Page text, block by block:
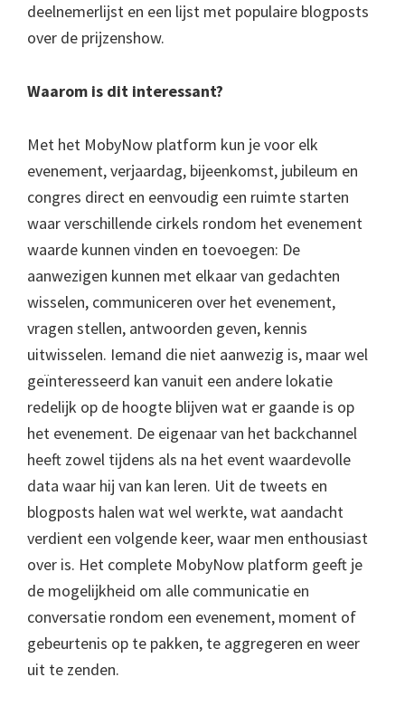
deelnemerlijst en een lijst met populaire blogposts
over de prijzenshow.
Waarom is dit interessant?
Met het MobyNow platform kun je voor elk
evenement, verjaardag, bijeenkomst, jubileum en
congres direct en eenvoudig een ruimte starten
waar verschillende cirkels rondom het evenement
waarde kunnen vinden en toevoegen: De
aanwezigen kunnen met elkaar van gedachten
wisselen, communiceren over het evenement,
vragen stellen, antwoorden geven, kennis
uitwisselen. Iemand die niet aanwezig is, maar wel
geïnteresseerd kan vanuit een andere lokatie
redelijk op de hoogte blijven wat er gaande is op
het evenement. De eigenaar van het backchannel
heeft zowel tijdens als na het event waardevolle
data waar hij van kan leren. Uit de tweets en
blogposts halen wat wel werkte, wat aandacht
verdient een volgende keer, waar men enthousiast
over is. Het complete MobyNow platform geeft je
de mogelijkheid om alle communicatie en
conversatie rondom een evenement, moment of
gebeurtenis op te pakken, te aggregeren en weer
uit te zenden.